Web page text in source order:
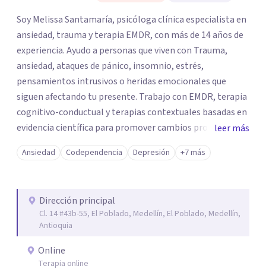
Soy Melissa Santamaría, psicóloga clínica especialista en
ansiedad, trauma y terapia EMDR, con más de 14 años de
experiencia. Ayudo a personas que viven con Trauma,
ansiedad, ataques de pánico, insomnio, estrés,
pensamientos intrusivos o heridas emocionales que
siguen afectando tu presente. Trabajo con EMDR, terapia
cognitivo-conductual y terapias contextuales basadas en
evidencia científica para promover cambios profundos y
duraderos. Atiendo adultos, adolescentes, parejas y
familias de forma presencial en Medellín y online, en un
leer más
Ansiedad Codependencia Depresión +7 más
Dirección principal
Cl. 14 #43b-55, El Poblado, Medellín, El Poblado, Medellín,
Antioquia
Online
Terapia online